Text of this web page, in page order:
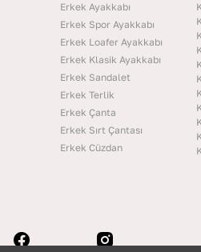
Erkek Ayakkabı
Erkek Spor Ayakkabı
Erkek Loafer Ayakkabı
Erkek Klasik Ayakkabı
Erkek Sandalet
Erkek Terlik
Erkek Çanta
Erkek Sırt Çantası
Erkek Cüzdan